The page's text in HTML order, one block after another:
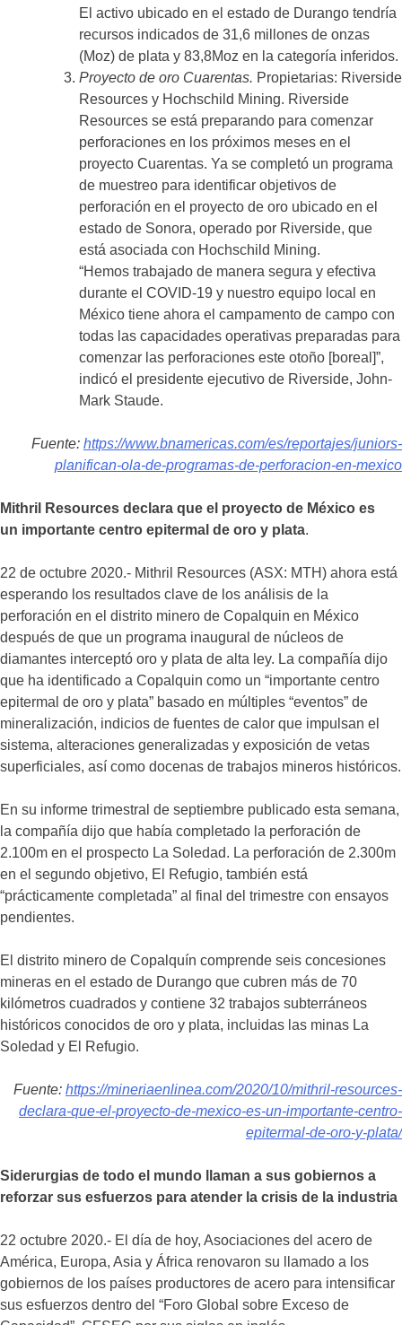
El activo ubicado en el estado de Durango tendría
recursos indicados de 31,6 millones de onzas
(Moz) de plata y 83,8Moz en la categoría inferidos.
Proyecto de oro Cuarentas. Propietarias: Riverside
Resources y Hochschild Mining. Riverside
Resources se está preparando para comenzar
perforaciones en los próximos meses en el
proyecto Cuarentas. Ya se completó un programa
de muestreo para identificar objetivos de
perforación en el proyecto de oro ubicado en el
estado de Sonora, operado por Riverside, que
está asociada con Hochschild Mining.
“Hemos trabajado de manera segura y efectiva
durante el COVID-19 y nuestro equipo local en
México tiene ahora el campamento de campo con
todas las capacidades operativas preparadas para
comenzar las perforaciones este otoño [boreal]”,
indicó el presidente ejecutivo de Riverside, John-
Mark Staude.
Fuente: https://www.bnamericas.com/es/reportajes/juniors-
planifican-ola-de-programas-de-perforacion-en-mexico
Mithril Resources declara que el proyecto de México es
un importante centro epitermal de oro y plata.
22 de octubre 2020.- Mithril Resources (ASX: MTH) ahora está
esperando los resultados clave de los análisis de la
perforación en el distrito minero de Copalquin en México
después de que un programa inaugural de núcleos de
diamantes interceptó oro y plata de alta ley. La compañía dijo
que ha identificado a Copalquin como un “importante centro
epitermal de oro y plata” basado en múltiples “eventos” de
mineralización, indicios de fuentes de calor que impulsan el
sistema, alteraciones generalizadas y exposición de vetas
superficiales, así como docenas de trabajos mineros históricos.
En su informe trimestral de septiembre publicado esta semana,
la compañía dijo que había completado la perforación de
2.100m en el prospecto La Soledad. La perforación de 2.300m
en el segundo objetivo, El Refugio, también está
“prácticamente completada” al final del trimestre con ensayos
pendientes.
El distrito minero de Copalquín comprende seis concesiones
mineras en el estado de Durango que cubren más de 70
kilómetros cuadrados y contiene 32 trabajos subterráneos
históricos conocidos de oro y plata, incluidas las minas La
Soledad y El Refugio.
Fuente: https://mineriaenlinea.com/2020/10/mithril-resources-
declara-que-el-proyecto-de-mexico-es-un-importante-centro-
epitermal-de-oro-y-plata/
Siderurgias de todo el mundo llaman a sus gobiernos a
reforzar sus esfuerzos para atender la crisis de la industria
22 octubre 2020.- El día de hoy, Asociaciones del acero de
América, Europa, Asia y África renovaron su llamado a los
gobiernos de los países productores de acero para intensificar
sus esfuerzos dentro del “Foro Global sobre Exceso de